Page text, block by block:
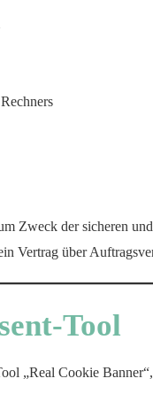
Zweck der sicheren
Vertrag über
Tool
„Real Cookie